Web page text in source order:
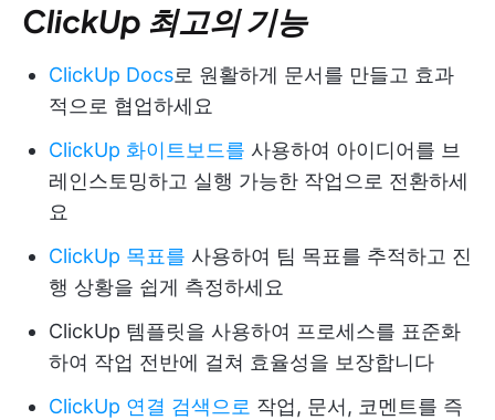
ClickUp 최고의 기능
ClickUp Docs로 원활하게 문서를 만들고 효과
적으로 협업하세요
ClickUp 화이트보드를 사용하여 아이디어를 브
레인스토밍하고 실행 가능한 작업으로 전환하세
요
ClickUp 목표를 사용하여 팀 목표를 추적하고 진
행 상황을 쉽게 측정하세요
ClickUp 템플릿을 사용하여 프로세스를 표준화
하여 작업 전반에 걸쳐 효율성을 보장합니다
ClickUp 연결 검색으로 작업, 문서, 코멘트를 즉